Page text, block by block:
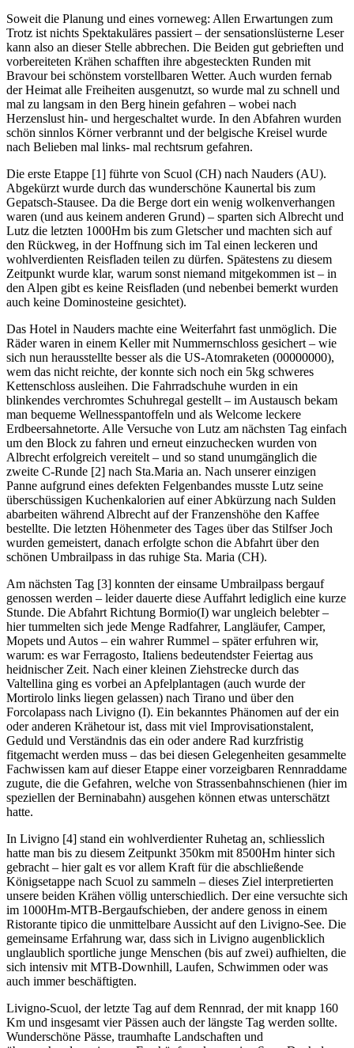
Soweit die Planung und eines vorneweg: Allen Erwartungen zum
Trotz ist nichts Spektakuläres passiert – der sensationslüsterne Leser
kann also an dieser Stelle abbrechen. Die Beiden gut gebrieften und
vorbereiteten Krähen schafften ihre abgesteckten Runden mit
Bravour bei schönstem vorstellbaren Wetter. Auch wurden fernab
der Heimat alle Freiheiten ausgenutzt, so wurde mal zu schnell und
mal zu langsam in den Berg hinein gefahren – wobei nach
Herzenslust hin- und hergeschaltet wurde. In den Abfahren wurden
schön sinnlos Körner verbrannt und der belgische Kreisel wurde
nach Belieben mal links- mal rechtsrum gefahren.
Die erste Etappe [1] führte von Scuol (CH) nach Nauders (AU).
Abgekürzt wurde durch das wunderschöne Kaunertal bis zum
Gepatsch-Stausee. Da die Berge dort ein wenig wolkenverhangen
waren (und aus keinem anderen Grund) – sparten sich Albrecht und
Lutz die letzten 1000Hm bis zum Gletscher und machten sich auf
den Rückweg, in der Hoffnung sich im Tal einen leckeren und
wohlverdienten Reisfladen teilen zu dürfen. Spätestens zu diesem
Zeitpunkt wurde klar, warum sonst niemand mitgekommen ist – in
den Alpen gibt es keine Reisfladen (und nebenbei bemerkt wurden
auch keine Dominosteine gesichtet).
Das Hotel in Nauders machte eine Weiterfahrt fast unmöglich. Die
Räder waren in einem Keller mit Nummernschloss gesichert – wie
sich nun herausstellte besser als die US-Atomraketen (00000000),
wem das nicht reichte, der konnte sich noch ein 5kg schweres
Kettenschloss ausleihen. Die Fahrradschuhe wurden in ein
blinkendes verchromtes Schuhregal gestellt – im Austausch bekam
man bequeme Wellnesspantoffeln und als Welcome leckere
Erdbeersahnetorte. Alle Versuche von Lutz am nächsten Tag einfach
um den Block zu fahren und erneut einzuchecken wurden von
Albrecht erfolgreich vereitelt – und so stand unumgänglich die
zweite C-Runde [2] nach Sta.Maria an. Nach unserer einzigen
Panne aufgrund eines defekten Felgenbandes musste Lutz seine
überschüssigen Kuchenkalorien auf einer Abkürzung nach Sulden
abarbeiten während Albrecht auf der Franzenshöhe den Kaffee
bestellte. Die letzten Höhenmeter des Tages über das Stilfser Joch
wurden gemeistert, danach erfolgte schon die Abfahrt über den
schönen Umbrailpass in das ruhige Sta. Maria (CH).
Am nächsten Tag [3] konnten der einsame Umbrailpass bergauf
genossen werden – leider dauerte diese Auffahrt lediglich eine kurze
Stunde. Die Abfahrt Richtung Bormio(I) war ungleich belebter –
hier tummelten sich jede Menge Radfahrer, Langläufer, Camper,
Mopets und Autos – ein wahrer Rummel – später erfuhren wir,
warum: es war Ferragosto, Italiens bedeutendster Feiertag aus
heidnischer Zeit. Nach einer kleinen Ziehstrecke durch das
Valtellina ging es vorbei an Apfelplantagen (auch wurde der
Mortirolo links liegen gelassen) nach Tirano und über den
Forcolapass nach Livigno (I). Ein bekanntes Phänomen auf der ein
oder anderen Krähetour ist, dass mit viel Improvisationstalent,
Geduld und Verständnis das ein oder andere Rad kurzfristig
fitgemacht werden muss – das bei diesen Gelegenheiten gesammelte
Fachwissen kam auf dieser Etappe einer vorzeigbaren Rennraddame
zugute, die die Gefahren, welche von Strassenbahnschienen (hier im
speziellen der Berninabahn) ausgehen können etwas unterschätzt
hatte.
In Livigno [4] stand ein wohlverdienter Ruhetag an, schliesslich
hatte man bis zu diesem Zeitpunkt 350km mit 8500Hm hinter sich
gebracht – hier galt es vor allem Kraft für die abschließende
Königsetappe nach Scuol zu sammeln – dieses Ziel interpretierten
unsere beiden Krähen völlig unterschiedlich. Der eine versuchte sich
im 1000Hm-MTB-Bergaufschieben, der andere genoss in einem
Ristorante tipico die unmittelbare Aussicht auf den Livigno-See. Die
gemeinsame Erfahrung war, dass sich in Livigno augenblicklich
unglaublich sportliche junge Menschen (bis auf zwei) aufhielten, die
sich intensiv mit MTB-Downhill, Laufen, Schwimmen oder was
auch immer beschäftigten.
Livigno-Scuol, der letzte Tag auf dem Rennrad, der mit knapp 160
Km und insgesamt vier Pässen auch der längste Tag werden sollte.
Wunderschöne Pässe, traumhafte Landschaften und